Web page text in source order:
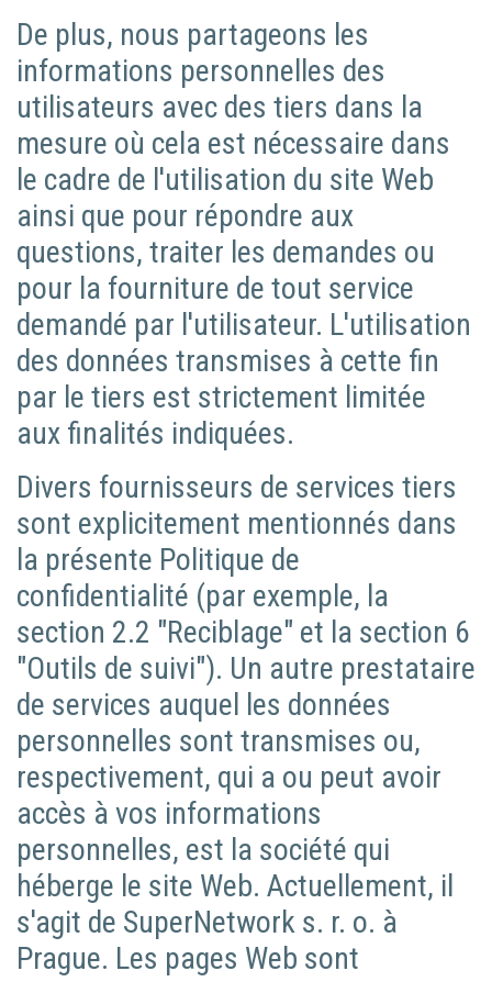
De plus, nous partageons les
informations personnelles des
utilisateurs avec des tiers dans la
mesure où cela est nécessaire dans
le cadre de l'utilisation du site Web
ainsi que pour répondre aux
questions, traiter les demandes ou
pour la fourniture de tout service
demandé par l'utilisateur. L'utilisation
des données transmises à cette fin
par le tiers est strictement limitée
aux finalités indiquées.
Divers fournisseurs de services tiers
sont explicitement mentionnés dans
la présente Politique de
confidentialité (par exemple, la
section 2.2 "Reciblage" et la section 6
"Outils de suivi"). Un autre prestataire
de services auquel les données
personnelles sont transmises ou,
respectivement, qui a ou peut avoir
accès à vos informations
personnelles, est la société qui
héberge le site Web. Actuellement, il
s'agit de SuperNetwork s. r. o. à
Prague. Les pages Web sont